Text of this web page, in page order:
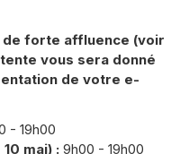
forte affluence (voir
vous sera donné
de votre e-
- 19h00
mai) : 9h00 - 19h00